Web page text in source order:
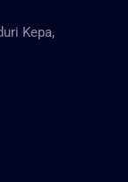
Kepa,